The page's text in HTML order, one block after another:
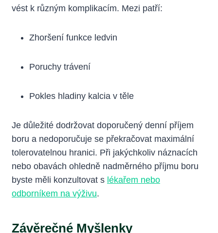
vést k různým komplikacím. Mezi patří:
Zhoršení funkce ledvin
Poruchy trávení
Pokles hladiny kalcia v těle
Je důležité dodržovat doporučený denní příjem
boru a nedoporučuje se překračovat maximální
tolerovatelnou hranici. Při jakýchkoliv náznacích
nebo obavách ohledně nadměrného příjmu boru
byste měli konzultovat s lékařem nebo
odborníkem na výživu.
Závěrečné Myšlenky